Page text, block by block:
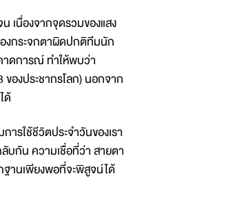
เนื่องจากจุดรวมของแสง
งกระจกตาผิดปกติทีมนัก
าดการณ์ ทำให้พบว่า
องประชากรโลก) นอกจาก
ด้
รใช้ชีวิตประจำวันของเรา
ลับกัน ความเชื่อที่ว่า สายตา
ฐานเพียงพอที่จะพิสูจน์ได้